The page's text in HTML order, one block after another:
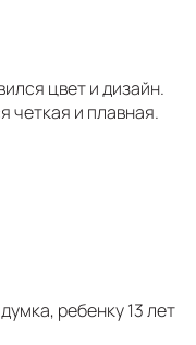
цвет и дизайн.
четкая и плавная.
ребенку 13 лет